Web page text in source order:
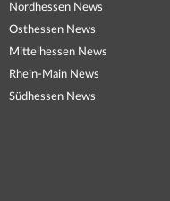
Nordhessen News
Osthessen News
Mittelhessen News
Rhein-Main News
Südhessen News